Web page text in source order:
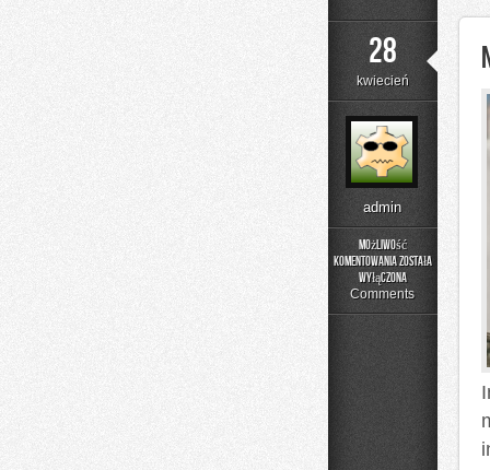
28
kwiecień
admin
Możliwość
komentowania
Nowości
Trendy
została
wyłączona
Comments